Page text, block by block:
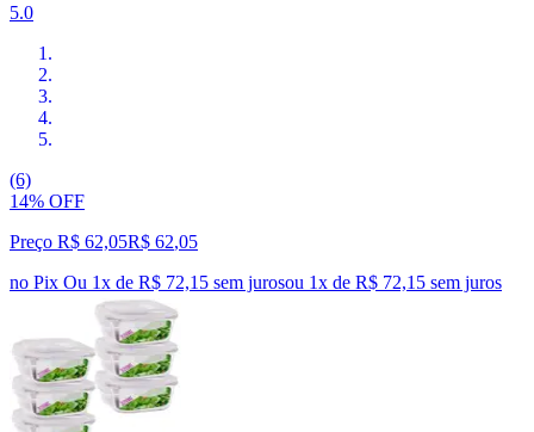
5.0
(6)
14% OFF
Preço R$ 62,05R$ 62,05
no Pix Ou 1x de R$ 72,15 sem jurosou 1x de R$ 72,15 sem juros